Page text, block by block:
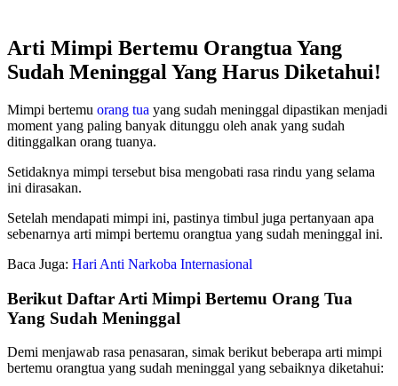
Arti Mimpi Bertemu Orangtua Yang
Sudah Meninggal Yang Harus Diketahui!
Mimpi bertemu orang tua yang sudah meninggal dipastikan menjadi
moment yang paling banyak ditunggu oleh anak yang sudah
ditinggalkan orang tuanya.
Setidaknya mimpi tersebut bisa mengobati rasa rindu yang selama
ini dirasakan.
Setelah mendapati mimpi ini, pastinya timbul juga pertanyaan apa
sebenarnya arti mimpi bertemu orangtua yang sudah meninggal ini.
Baca Juga: Hari Anti Narkoba Internasional
Berikut Daftar Arti Mimpi Bertemu Orang Tua
Yang Sudah Meninggal
Demi menjawab rasa penasaran, simak berikut beberapa arti mimpi
bertemu orangtua yang sudah meninggal yang sebaiknya diketahui: